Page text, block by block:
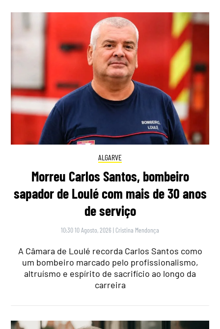
ALGARVE
Morreu Carlos Santos, bombeiro
sapador de Loulé com mais de 30 anos
de serviço
10:30 10 Agosto, 2026 | Cristina Mendonça
A Câmara de Loulé recorda Carlos Santos como
um bombeiro marcado pelo profissionalismo,
altruísmo e espírito de sacrifício ao longo da
carreira